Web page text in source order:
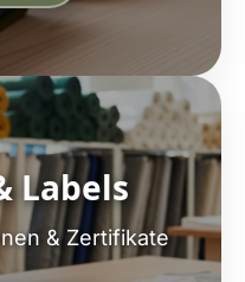
Labels
& Zertifikate